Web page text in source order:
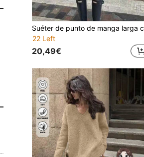
22 Left
20,49€